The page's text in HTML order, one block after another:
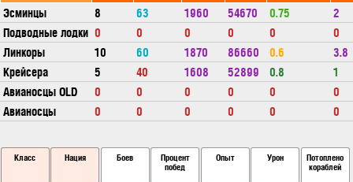
Эсминцы
8 63 1960 54670 0.75
2
Подводные лодки 0 0 0 0 0
0
Линкоры
10 60 1870 86660 0.6
3.8
Крейсера
5 40 1608 52899 0.8
1
Авианосцы OLD
0 0 0 0 0
0
Авианосцы
0 0 0 0 0 0
Класс Нация Боев
Процент
побед
Опыт Урон
Потоплено
кораблей